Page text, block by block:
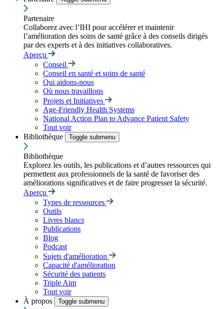
Partenaire
Collaborez avec l’IHI pour accélérer et maintenir
l’amélioration des soins de santé grâce à des conseils dirigés
par des experts et à des initiatives collaboratives.
Aperçu
Conseil
Conseil en santé et soins de santé
Qui aidons-nous
Où nous travaillons
Projets et Initiatives
Age-Friendly Health Systems
National Action Plan to Advance Patient Safety
Tout voir
Bibliothèque
Toggle submenu
Bibliothèque
Explorez les outils, les publications et d’autres ressources qui
permettent aux professionnels de la santé de favoriser des
améliorations significatives et de faire progresser la sécurité.
Aperçu
Types de ressources
Outils
Livres blancs
Publications
Blog
Podcast
Sujets d'amélioration
Capacité d'amélioration
Sécurité des patients
Triple Aim
Tout voir
À propos
Toggle submenu